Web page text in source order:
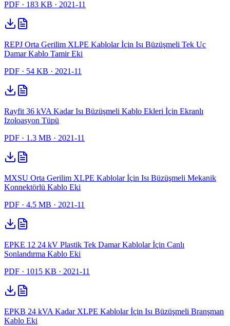
PDF · 183 KB · 2021-11
REPJ Orta Gerilim XLPE Kablolar İçin Isı Büzüşmeli Tek Uc
Damar Kablo Tamir Eki
PDF · 54 KB · 2021-11
Rayfit 36 kVA Kadar Isı Büzüşmeli Kablo Ekleri İçin Ekranlı
Izoloasyon Tüpü
PDF · 1.3 MB · 2021-11
MXSU Orta Gerilim XLPE Kablolar İçin Isı Büzüşmeli Mekanik
Konnektörlü Kablo Eki
PDF · 4.5 MB · 2021-11
EPKE 12 24 kV Plastik Tek Damar Kablolar İçin Canlı
Sonlandırma Kablo Eki
PDF · 1015 KB · 2021-11
EPKB 24 kVA Kadar XLPE Kablolar İçin Isı Büzüşmeli Branşman
Kablo Eki